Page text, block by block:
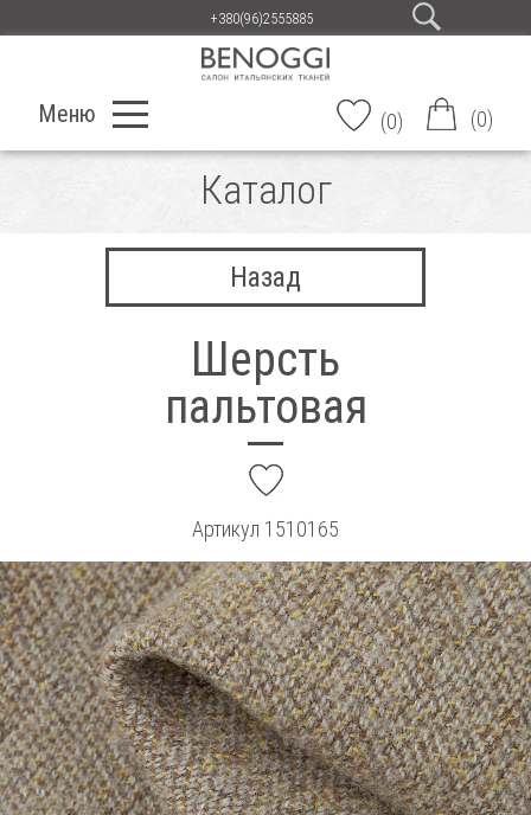
+380(96)2555885
Меню (0) (0)
Каталог
Назад
Шерсть
пальтовая
Артикул 1510165